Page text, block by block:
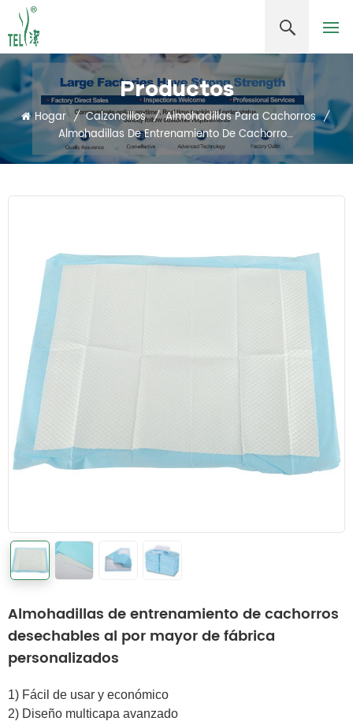
Productos
Hogar / Calzoncillos / Almohadillas Para Cachorros /
Almohadillas De Entrenamiento De Cachorros Desechables Al Por Mayor De Fábrica Personalizados
Almohadillas de entrenamiento de cachorros
desechables al por mayor de fábrica
personalizados
1) Fácil de usar y económico
2) Diseño multicapa avanzado